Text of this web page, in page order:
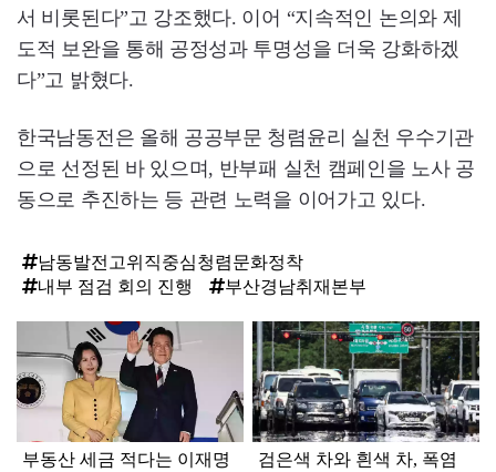
서 비롯된다”고 강조했다. 이어 “지속적인 논의와 제
도적 보완을 통해 공정성과 투명성을 더욱 강화하겠
다”고 밝혔다.
한국남동전은 올해 공공부문 청렴윤리 실천 우수기관
으로 선정된 바 있으며, 반부패 실천 캠페인을 노사 공
동으로 추진하는 등 관련 노력을 이어가고 있다.
남동발전고위직중심청렴문화정착
내부 점검 회의 진행
부산경남취재본부
라
인
부동산 세금 적다는 이재명
검은색 차와 흰색 차, 폭염